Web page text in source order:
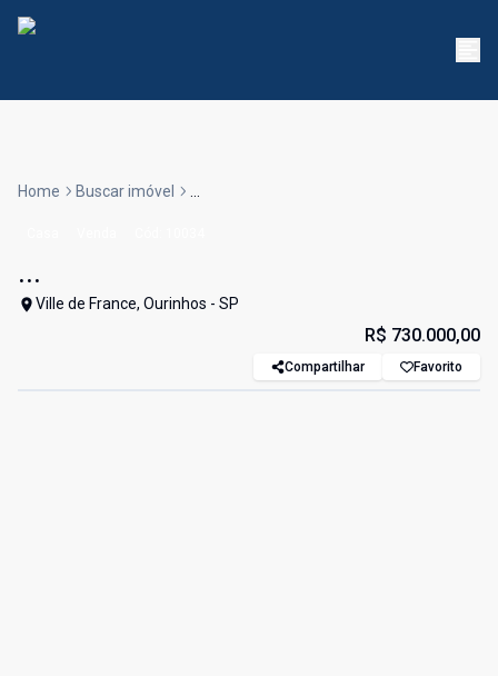
Home Buscar imóvel ...
...
Ville de France, Ourinhos - SP
R$ 730.000,00
Compartilhar Favorito